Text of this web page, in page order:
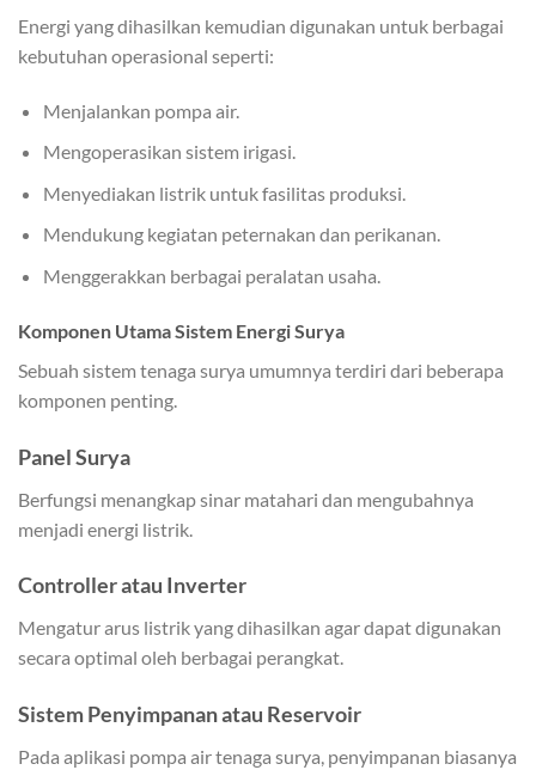
Energi yang dihasilkan kemudian digunakan untuk berbagai
kebutuhan operasional seperti:
Menjalankan pompa air.
Mengoperasikan sistem irigasi.
Menyediakan listrik untuk fasilitas produksi.
Mendukung kegiatan peternakan dan perikanan.
Menggerakkan berbagai peralatan usaha.
Komponen Utama Sistem Energi Surya
Sebuah sistem tenaga surya umumnya terdiri dari beberapa
komponen penting.
Panel Surya
Berfungsi menangkap sinar matahari dan mengubahnya
menjadi energi listrik.
Controller atau Inverter
Mengatur arus listrik yang dihasilkan agar dapat digunakan
secara optimal oleh berbagai perangkat.
Sistem Penyimpanan atau Reservoir
Pada aplikasi pompa air tenaga surya, penyimpanan biasanya